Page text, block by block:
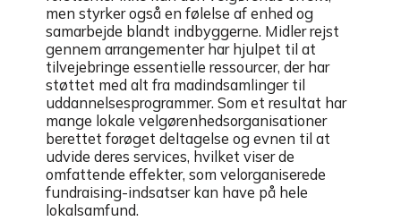
men styrker også en følelse af enhed og
samarbejde blandt indbyggerne. Midler rejst
gennem arrangementer har hjulpet til at
tilvejebringe essentielle ressourcer, der har
støttet med alt fra madindsamlinger til
uddannelsesprogrammer. Som et resultat har
mange lokale velgørenhedsorganisationer
berettet forøget deltagelse og evnen til at
udvide deres services, hvilket viser de
omfattende effekter, som velorganiserede
fundraising-indsatser kan have på hele
lokalsamfund.